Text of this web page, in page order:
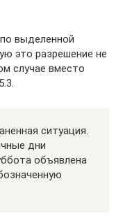
выделенной
это разрешение не
случае вместо
ситуация.
дни
объявлена